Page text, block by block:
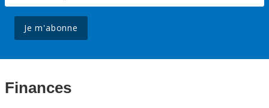
Je m'abonne
Finances